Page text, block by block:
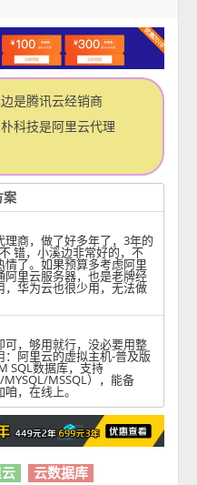
是腾讯云经销商
科技是阿里云代理
案
商，做了好多年了，3年的
错，小溪边非常好的，不
了。如果预算多考虑阿里
阿里云服务器，也是老牌经
，华为云也很少用，无法做
可，够用就行，没必要用整
：阿里云的虚拟主机-普及版
SQL数据库，支持
MSSQL），能备
，在线上。
云数据库